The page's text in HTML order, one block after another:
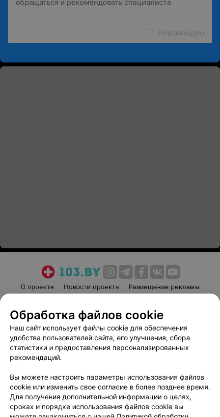
Рекомендую
О проекте Новости проекта
Размещение рекламы
Пользовательское соглашение
Способы оплаты
Вакансии
Партнеры
Написать руководителю 103.by
Обработка персональных данных
Обработка файлов cookie
Наш сайт использует файлы cookie для обеспечения
удобства пользователей сайта, его улучшения, сбора
статистики и предоставления персонализированных
рекомендаций.
Вы можете настроить параметры использования файлов
cookie или изменить свое согласие в более позднее время.
Для получения дополнительной информации о целях,
сроках и порядке использования файлов cookie вы